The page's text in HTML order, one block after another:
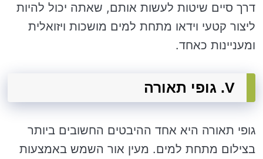
דרך סיים שיטות לעשות אותם, שאתה יכול להיות
ליצור קטעי וידאו מתחת למים מושכות ויזואלית
ומעניינות כאחד.
V. גופי תאורה
גופי תאורה היא אחד ההיבטים החשובים ביותר
בצילום מתחת למים. מעין אור השמש באמצעות